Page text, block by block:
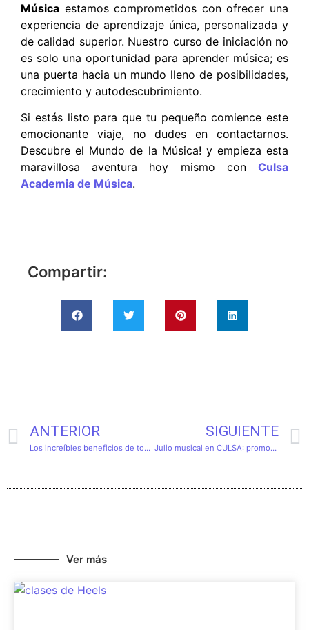
Música estamos comprometidos con ofrecer una
experiencia de aprendizaje única, personalizada y
de calidad superior. Nuestro curso de iniciación no
es solo una oportunidad para aprender música; es
una puerta hacia un mundo lleno de posibilidades,
crecimiento y autodescubrimiento.
Si estás listo para que tu pequeño comience este
emocionante viaje, no dudes en contactarnos.
Descubre el Mundo de la Música! y empieza esta
maravillosa aventura hoy mismo con Culsa
Academia de Música.
Compartir:
ANTERIOR
Los increíbles beneficios de tocar un instrumento musical
SIGUIENTE
Julio musical en CULSA: promociones y nuevos cursos de verano
Ver más